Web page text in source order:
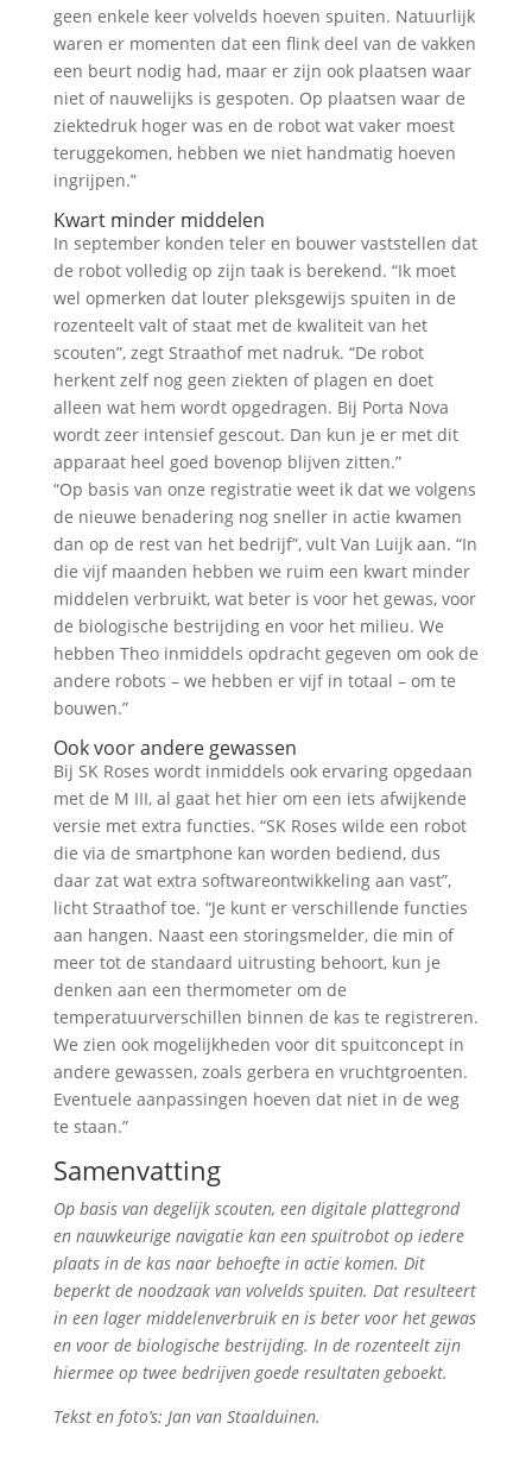
geen enkele keer volvelds hoeven spuiten. Natuurlijk
waren er momenten dat een flink deel van de vakken
een beurt nodig had, maar er zijn ook plaatsen waar
niet of nauwelijks is gespoten. Op plaatsen waar de
ziektedruk hoger was en de robot wat vaker moest
teruggekomen, hebben we niet handmatig hoeven
ingrijpen.”
Kwart minder middelen
In september konden teler en bouwer vaststellen dat
de robot volledig op zijn taak is berekend. “Ik moet
wel opmerken dat louter pleksgewijs spuiten in de
rozenteelt valt of staat met de kwaliteit van het
scouten”, zegt Straathof met nadruk. “De robot
herkent zelf nog geen ziekten of plagen en doet
alleen wat hem wordt opgedragen. Bij Porta Nova
wordt zeer intensief gescout. Dan kun je er met dit
apparaat heel goed bovenop blijven zitten.”
“Op basis van onze registratie weet ik dat we volgens
de nieuwe benadering nog sneller in actie kwamen
dan op de rest van het bedrijf”, vult Van Luijk aan. “In
die vijf maanden hebben we ruim een kwart minder
middelen verbruikt, wat beter is voor het gewas, voor
de biologische bestrijding en voor het milieu. We
hebben Theo inmiddels opdracht gegeven om ook de
andere robots – we hebben er vijf in totaal – om te
bouwen.”
Ook voor andere gewassen
Bij SK Roses wordt inmiddels ook ervaring opgedaan
met de M III, al gaat het hier om een iets afwijkende
versie met extra functies. “SK Roses wilde een robot
die via de smartphone kan worden bediend, dus
daar zat wat extra softwareontwikkeling aan vast”,
licht Straathof toe. “Je kunt er verschillende functies
aan hangen. Naast een storingsmelder, die min of
meer tot de standaard uitrusting behoort, kun je
denken aan een thermometer om de
temperatuurverschillen binnen de kas te registreren.
We zien ook mogelijkheden voor dit spuitconcept in
andere gewassen, zoals gerbera en vruchtgroenten.
Eventuele aanpassingen hoeven dat niet in de weg
te staan.”
Samenvatting
Op basis van degelijk scouten, een digitale plattegrond
en nauwkeurige navigatie kan een spuitrobot op iedere
plaats in de kas naar behoefte in actie komen. Dit
beperkt de noodzaak van volvelds spuiten. Dat resulteert
in een lager middelenverbruik en is beter voor het gewas
en voor de biologische bestrijding. In de rozenteelt zijn
hiermee op twee bedrijven goede resultaten geboekt.
Tekst en foto’s: Jan van Staalduinen.